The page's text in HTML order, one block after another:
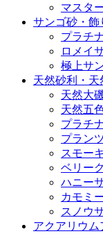
マスタ
サンゴ砂・飾
プラチ
ロメイ
極上サ
天然砂利・天
天然大
天然五
プラチ
プラン
スモー
ベリー
ハニー
カモミ
スノウ
アクアリウム